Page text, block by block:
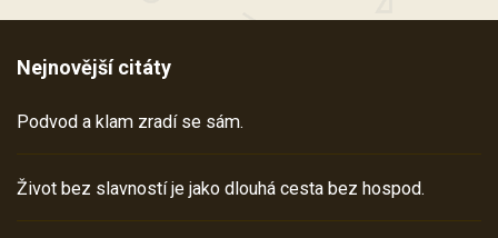
Nejnovější citáty
Podvod a klam zradí se sám.
Život bez slavností je jako dlouhá cesta bez hospod.